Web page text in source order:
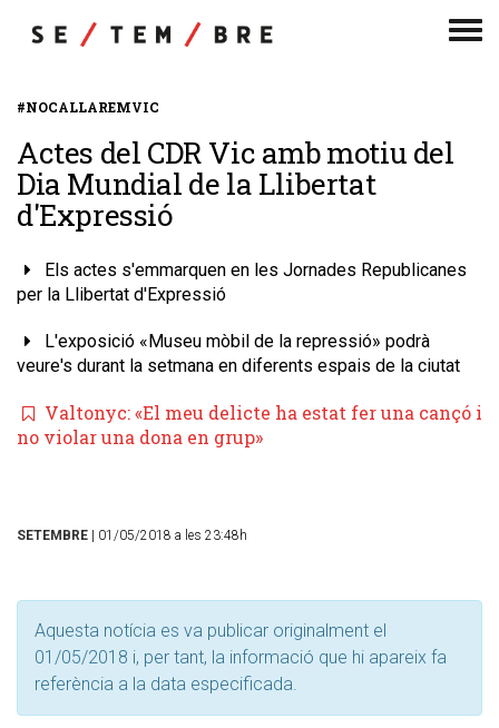
#NOCALLAREMVIC
Actes del CDR Vic amb motiu del
Dia Mundial de la Llibertat
d'Expressió
Els actes s'emmarquen en les Jornades Republicanes
per la Llibertat d'Expressió
L'exposició «Museu mòbil de la repressió» podrà
veure's durant la setmana en diferents espais de la ciutat
​Valtonyc: «El meu delicte ha estat fer una cançó i
no violar una dona en grup»
SETEMBRE | 01/05/2018 a les 23:48h
Aquesta notícia es va publicar originalment el
01/05/2018 i, per tant, la informació que hi apareix fa
referència a la data especificada.